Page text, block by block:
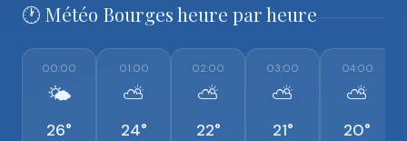
🕐 Météo Bourges heure par heure
00:00
🌤️
26°
01:00
⛅
24°
02:00
⛅
22°
03:00
⛅
21°
04:00
⛅
20°